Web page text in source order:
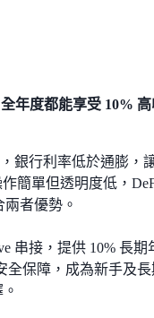
年度都能享受 10% 高
銀行利率低於通膨，
簡單但透明度低，
者優勢。
串接，提供 10% 長期
全保障，成為新手及